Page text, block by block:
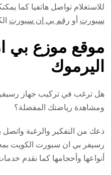
للاستعلام تواصل هاتفيا كما
سبورت أو رقم بي ان سبورت
موقع موزع بي
اليرموك
هل ترغب في تركيب جهاز
ومشاهدة رياضتك المفضلة؟
دعك من التفكير والرغبة
رسيفر بي ان سبورت الكويت
أنواعها وأحجامها كما نقدم